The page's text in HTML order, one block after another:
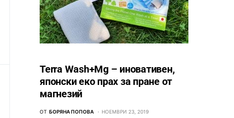
Terra Wash+Mg – иновативен,
японски еко прах за пране от
магнезий
ОТ БОРЯНА ПОПОВА НОЕМВРИ 23, 2019